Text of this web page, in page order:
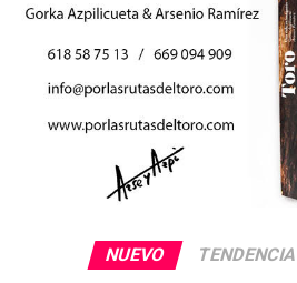
NUEVO TENDENCIA